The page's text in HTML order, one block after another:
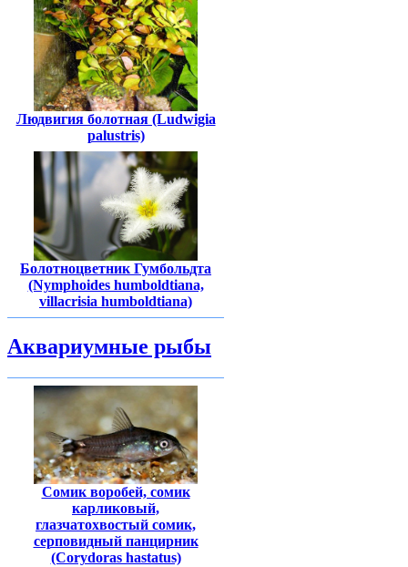
Людвигия болотная (Ludwigia
palustris)
Болотноцветник Гумбольдта
(Nymphoides humboldtiana,
villacrisia humboldtiana)
Аквариумные рыбы
Сомик воробей, сомик
карликовый,
глазчатохвостый сомик,
серповидный панцирник
(Corydoras hastatus)